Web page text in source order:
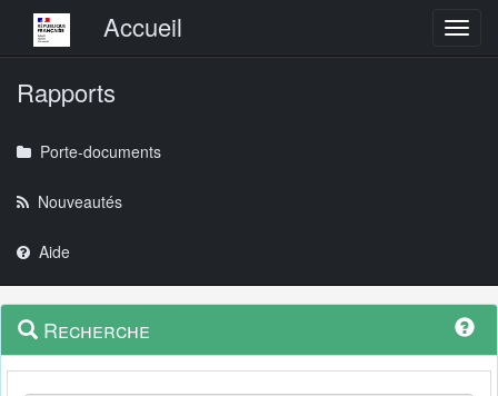
Menu principalAccueil
Rapports
Porte-documents
Nouveautés
Aide
Navigation
outils
Menu
contextuel
Recherche